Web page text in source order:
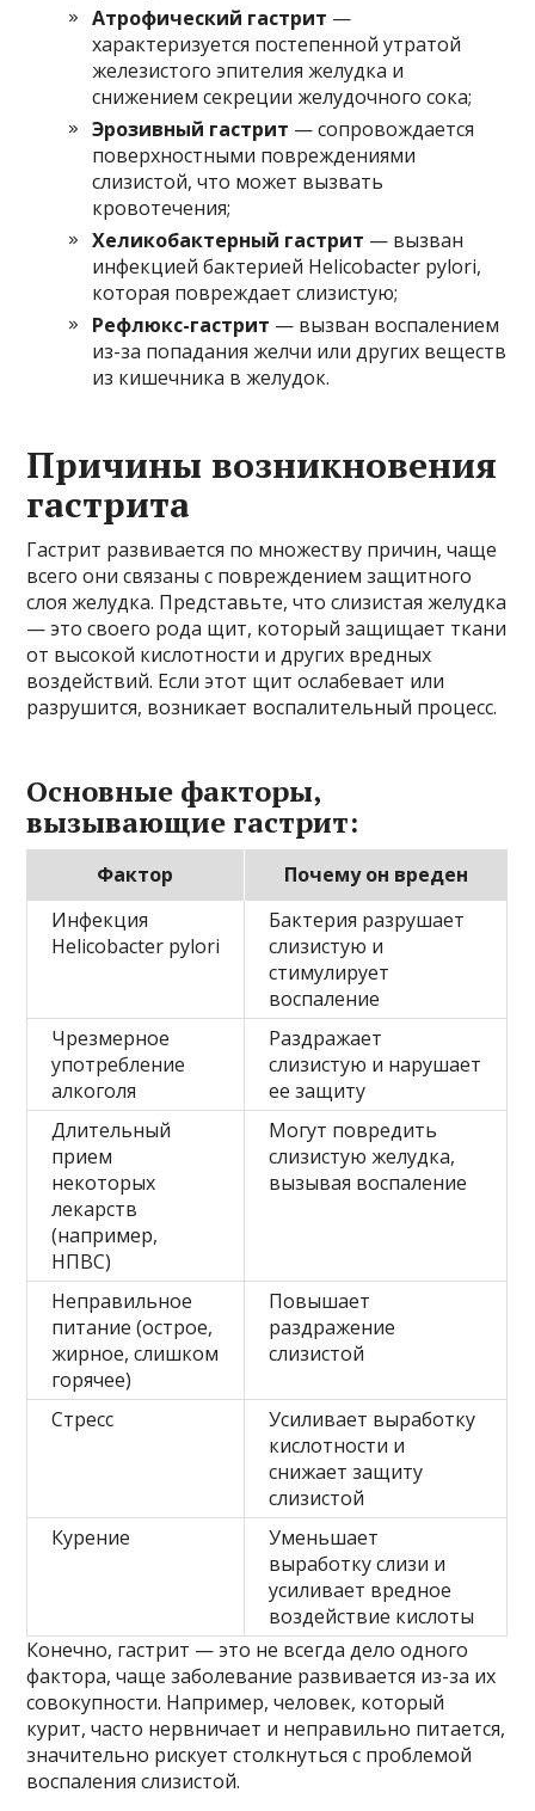
Атрофический гастрит —
характеризуется постепенной утратой
железистого эпителия желудка и
снижением секреции желудочного сока;
Эрозивный гастрит — сопровождается
поверхностными повреждениями
слизистой, что может вызвать
кровотечения;
Хеликобактерный гастрит — вызван
инфекцией бактерией Helicobacter pylori,
которая повреждает слизистую;
Рефлюкс-гастрит — вызван воспалением
из-за попадания желчи или других веществ
из кишечника в желудок.
Причины возникновения
гастрита
Гастрит развивается по множеству причин, чаще
всего они связаны с повреждением защитного
слоя желудка. Представьте, что слизистая желудка
— это своего рода щит, который защищает ткани
от высокой кислотности и других вредных
воздействий. Если этот щит ослабевает или
разрушится, возникает воспалительный процесс.
Основные факторы,
вызывающие гастрит:
Фактор
Почему он вреден
Инфекция
Helicobacter pylori
Бактерия разрушает
слизистую и
стимулирует
воспаление
Чрезмерное
употребление
алкоголя
Раздражает
слизистую и нарушает
ее защиту
Длительный
прием
некоторых
лекарств
(например,
НПВС)
Могут повредить
слизистую желудка,
вызывая воспаление
Неправильное
питание (острое,
жирное, слишком
горячее)
Повышает
раздражение
слизистой
Стресс
Усиливает выработку
кислотности и
снижает защиту
слизистой
Курение
Уменьшает
выработку слизи и
усиливает вредное
воздействие кислоты
Конечно, гастрит — это не всегда дело одного
фактора, чаще заболевание развивается из-за их
совокупности. Например, человек, который
курит, часто нервничает и неправильно питается,
значительно рискует столкнуться с проблемой
воспаления слизистой.